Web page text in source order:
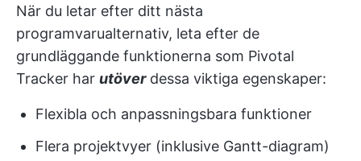
När du letar efter ditt nästa
programvarualternativ, leta efter de
grundläggande funktionerna som Pivotal
Tracker har utöverdessa viktiga egenskaper:
Flexibla och anpassningsbara funktioner
Flera projektvyer (inklusive Gantt-diagram)